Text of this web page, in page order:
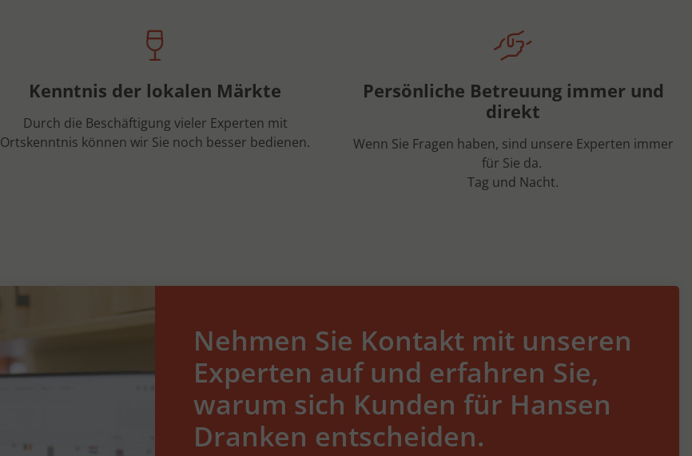
Kenntnis der lokalen Märkte
Durch die Beschäftigung vieler Experten mit
Ortskenntnis können wir Sie noch besser bedienen.
Persönliche Betreuung immer und
direkt
Wenn Sie Fragen haben, sind unsere Experten immer
für Sie da.
Tag und Nacht.
Nehmen Sie Kontakt mit unseren
Experten auf und erfahren Sie,
warum sich Kunden für Hansen
Dranken entscheiden.